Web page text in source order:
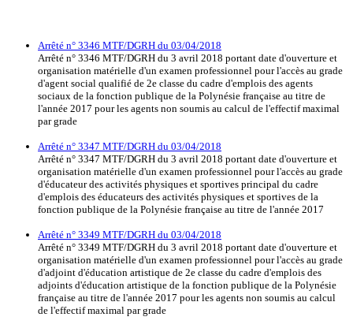
Arrêté n° 3346 MTF/DGRH du 03/04/2018
Arrêté n° 3346 MTF/DGRH du 3 avril 2018 portant date d'ouverture et
organisation matérielle d'un examen professionnel pour l'accès au grade
d'agent social qualifié de 2e classe du cadre d'emplois des agents
sociaux de la fonction publique de la Polynésie française au titre de
l'année 2017 pour les agents non soumis au calcul de l'effectif maximal
par grade
Arrêté n° 3347 MTF/DGRH du 03/04/2018
Arrêté n° 3347 MTF/DGRH du 3 avril 2018 portant date d'ouverture et
organisation matérielle d'un examen professionnel pour l'accès au grade
d'éducateur des activités physiques et sportives principal du cadre
d'emplois des éducateurs des activités physiques et sportives de la
fonction publique de la Polynésie française au titre de l'année 2017
Arrêté n° 3349 MTF/DGRH du 03/04/2018
Arrêté n° 3349 MTF/DGRH du 3 avril 2018 portant date d'ouverture et
organisation matérielle d'un examen professionnel pour l'accès au grade
d'adjoint d'éducation artistique de 2e classe du cadre d'emplois des
adjoints d'éducation artistique de la fonction publique de la Polynésie
française au titre de l'année 2017 pour les agents non soumis au calcul
de l'effectif maximal par grade